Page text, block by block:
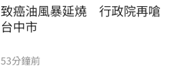
致癌油風暴延燒　行政院再嗆
台中市
53分鐘前